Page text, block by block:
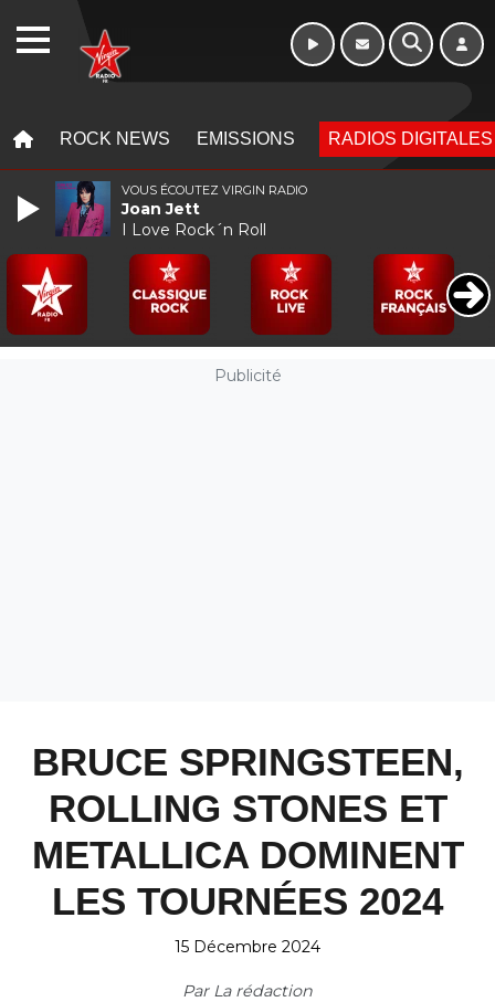
ROCK NEWS EMISSIONS RADIOS DIGITALES
Publicité
BRUCE SPRINGSTEEN,
ROLLING STONES ET
METALLICA DOMINENT
LES TOURNÉES 2024
15 Décembre 2024
Par La rédaction
VOUS ÉCOUTEZ VIRGIN RADIO
Joan Jett
I Love Rock´n Roll
WEBRADIO